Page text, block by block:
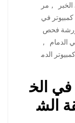
, مر
في
فحص
,
الدم
الخ
الش